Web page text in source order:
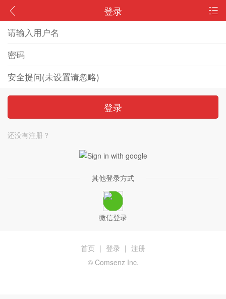
登录
登录
还没有注册？
其他登录方式
微信登录
首页 | 登录 | 注册
© Comsenz Inc.